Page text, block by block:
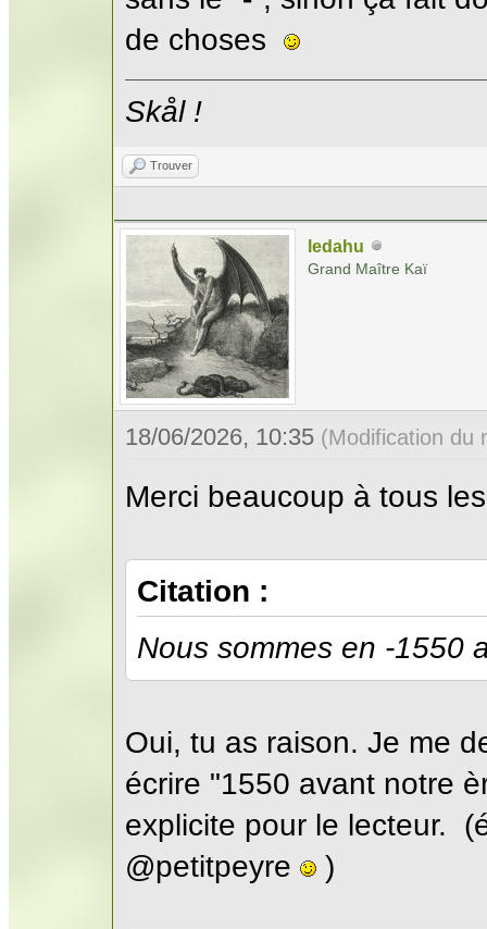
de choses
Skål !
Trouver
ledahu
Grand Maître Kaï
18/06/2026, 10:35 (Modification du
Merci beaucoup à tous
Citation :
Nous sommes en -1550
Oui, tu as raison. Je me
écrire "1550 avant notre
explicite pour le lecteur.
@petitpeyre
)